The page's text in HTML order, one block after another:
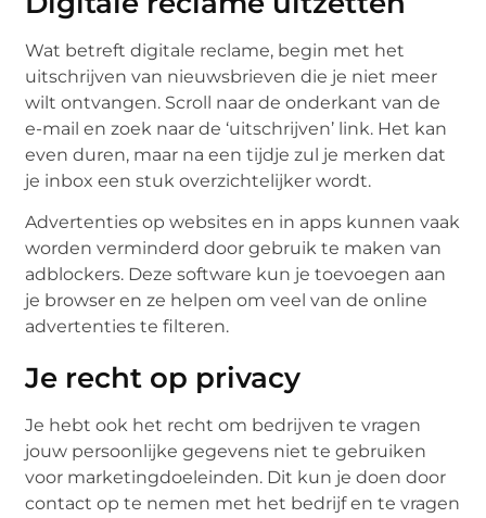
Wat betreft digitale reclame, begin met het
uitschrijven van nieuwsbrieven die je niet meer
wilt ontvangen. Scroll naar de onderkant van de
e-mail en zoek naar de ‘uitschrijven’ link. Het kan
even duren, maar na een tijdje zul je merken dat
je inbox een stuk overzichtelijker wordt.
Advertenties op websites en in apps kunnen vaak
worden verminderd door gebruik te maken van
adblockers. Deze software kun je toevoegen aan
je browser en ze helpen om veel van de online
advertenties te filteren.
Je recht op privacy
Je hebt ook het recht om bedrijven te vragen
jouw persoonlijke gegevens niet te gebruiken
voor marketingdoeleinden. Dit kun je doen door
contact op te nemen met het bedrijf en te vragen